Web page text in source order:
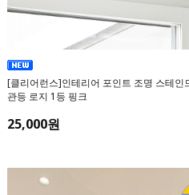
[클리어런스]인테리어 포인트 조명 스테인
관등 로지 1등 핑크
25,000원